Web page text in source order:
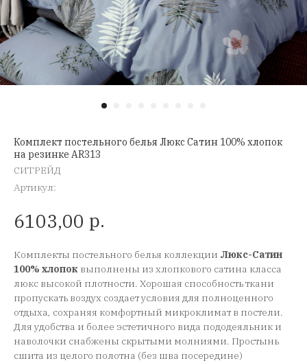
Комплект постельного белья Люкс Сатин 100% хлопок
на резинке AR313
СИТРЕЙД
Артикул:
6103,00 р.
Комплекты постельного белья коллекции Люкс-Сатин
100% хлопок выполнены из хлопкового сатина класса
люкс высокой плотности. Хорошая способность ткани
пропускать воздух создает условия для полноценного
отдыха, сохраняя комфортный микроклимат в постели.
Для удобства и более эстетичного вида пододеяльник и
наволочки снабжены скрытыми молниями. Простынь
сшита из целого полотна (без шва посередине)